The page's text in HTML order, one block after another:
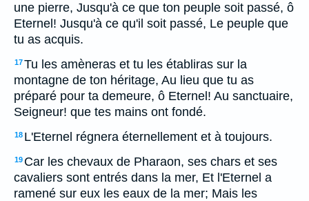
une pierre, Jusqu'à ce que ton peuple soit passé, ô
Eternel! Jusqu'à ce qu'il soit passé, Le peuple que
tu as acquis.
17Tu les amèneras et tu les établiras sur la
montagne de ton héritage, Au lieu que tu as
préparé pour ta demeure, ô Eternel! Au sanctuaire,
Seigneur! que tes mains ont fondé.
18 L'Eternel régnera éternellement et à toujours.
19 Car les chevaux de Pharaon, ses chars et ses
cavaliers sont entrés dans la mer, Et l'Eternel a
ramené sur eux les eaux de la mer; Mais les